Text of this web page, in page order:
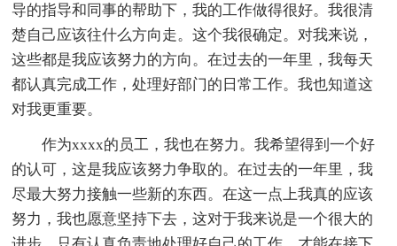
导的指导和同事的帮助下，我的工作做得很好。我很清
楚自己应该往什么方向走。这个我很确定。对我来说，
这些都是我应该努力的方向。在过去的一年里，我每天
都认真完成工作，处理好部门的日常工作。我也知道这
对我更重要。
作为xxxx的员工，我也在努力。我希望得到一个好
的认可，这是我应该努力争取的。在过去的一年里，我
尽最大努力接触一些新的东西。在这一点上我真的应该
努力，我也愿意坚持下去，这对于我来说是一个很大的